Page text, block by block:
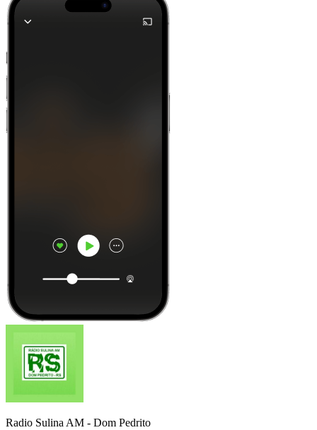
Radio Sulina AM - Dom Pedrito